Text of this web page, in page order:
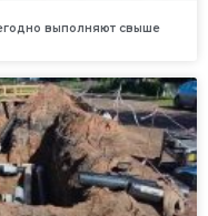
выполняют свыше